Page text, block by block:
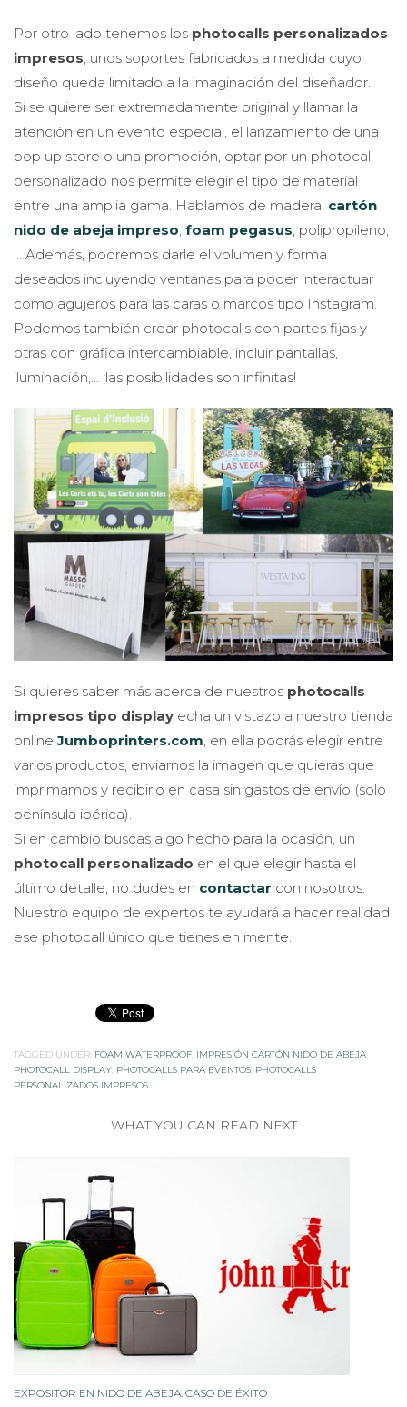
Por otro lado tenemos los photocalls personalizados
impresos, unos soportes fabricados a medida cuyo
diseño queda limitado a la imaginación del diseñador.
Si se quiere ser extremadamente original y llamar la
atención en un evento especial, el lanzamiento de una
pop up store o una promoción, optar por un photocall
personalizado nos permite elegir el tipo de material
entre una amplia gama. Hablamos de madera, cartón
nido de abeja impreso, foam pegasus, polipropileno,
… Además, podremos darle el volumen y forma
deseados incluyendo ventanas para poder interactuar
como agujeros para las caras o marcos tipo Instagram.
Podemos también crear photocalls con partes fijas y
otras con gráfica intercambiable, incluir pantallas,
iluminación,… ¡las posibilidades son infinitas!
Si quieres saber más acerca de nuestros photocalls
impresos tipo display echa un vistazo a nuestro tienda
onlineJumboprinters.com, en ella podrás elegir entre
varios productos, enviarnos la imagen que quieras que
imprimamos y recibirlo en casa sin gastos de envío (solo
península ibérica).
Si en cambio buscas algo hecho para la ocasión, un
photocall personalizado en el que elegir hasta el
último detalle, no dudes en contactar con nosotros.
Nuestro equipo de expertos te ayudará a hacer realidad
ese photocall único que tienes en mente.
TAGGED UNDER: FOAM WATERPROOF IMPRESIÓN CARTÓN NIDO DE ABEJA
PHOTOCALL DISPLAY PHOTOCALLS PARA EVENTOS PHOTOCALLS
PERSONALIZADOS IMPRESOS
WHAT YOU CAN READ NEXT
EXPOSITOR EN NIDO DE ABEJA. CASO DE ÉXITO